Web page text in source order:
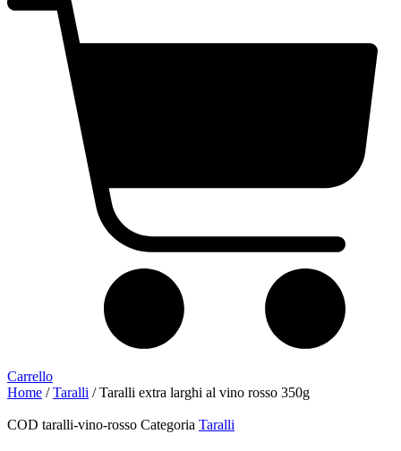
Carrello
Home /Taralli / Taralli extra larghi al vino rosso 350g
COD taralli-vino-rosso Categoria Taralli